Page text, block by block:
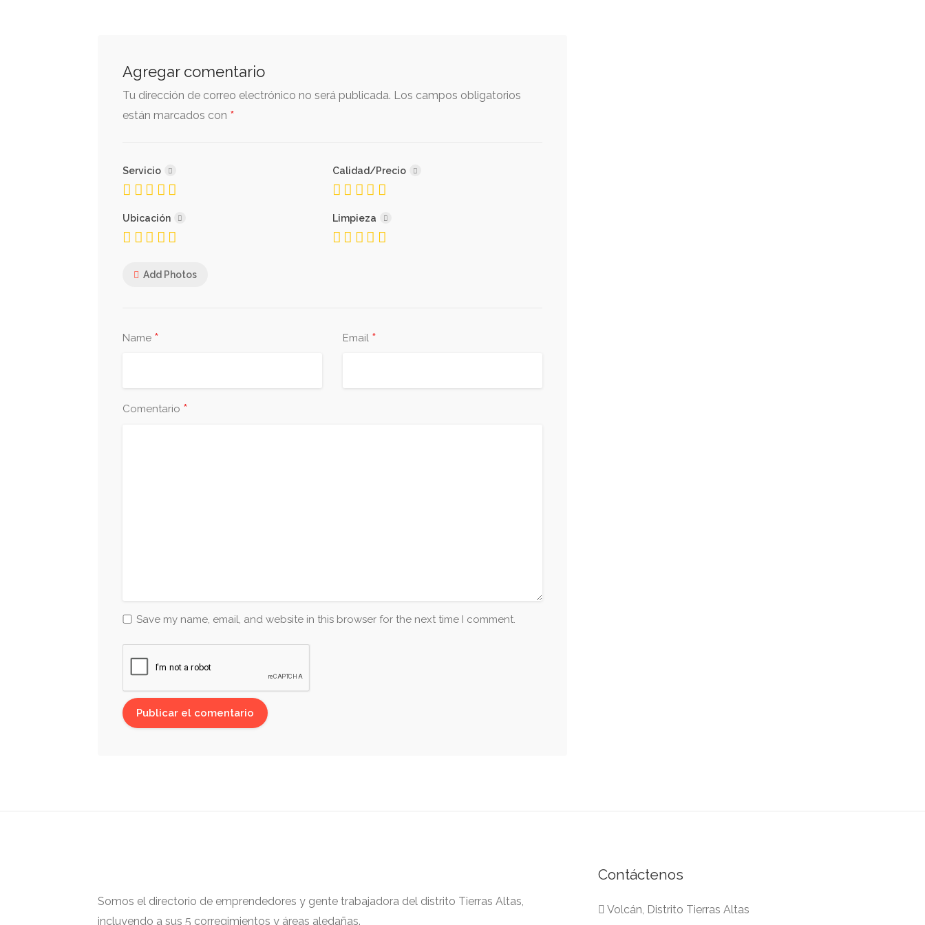
Agregar comentario
Tu dirección de correo electrónico no será publicada. Los campos obligatorios
están marcados con *
Servicio Calidad/Precio
Ubicación Limpieza
Add Photos
Name * Email *
Comentario *
Save my name, email, and website in this browser for the next time I comment.
Somos el directorio de emprendedores y gente trabajadora del distrito Tierras Altas,
incluyendo a sus 5 corregimientos y áreas aledañas.
Contáctenos
Volcán, Distrito Tierras Altas